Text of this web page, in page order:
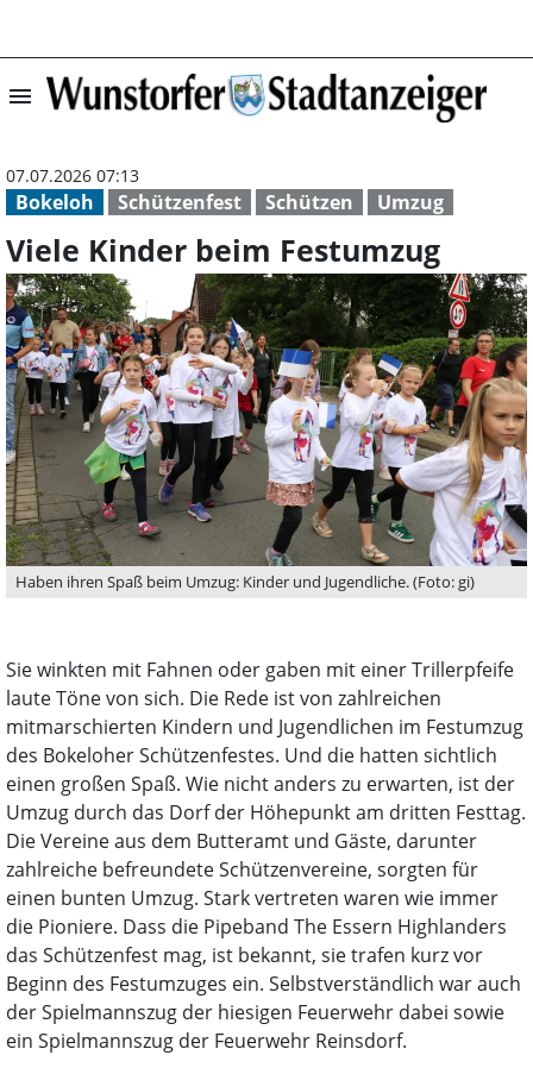
menu Viele Kinder
Bokeloh Schützenfest Schützen Umzug
07.07.2026 07:13
Viele Kinder beim Festumzug
Haben ihren Spaß beim Umzug: Kinder und Jugendliche. (Foto: gi)
Sie winkten mit Fahnen oder gaben mit einer Trillerpfeife
laute Töne von sich. Die Rede ist von zahlreichen
mitmarschierten Kindern und Jugendlichen im Festumzug
des Bokeloher Schützenfestes. Und die hatten sichtlich
einen großen Spaß. Wie nicht anders zu erwarten, ist der
Umzug durch das Dorf der Höhepunkt am dritten Festtag.
Die Vereine aus dem Butteramt und Gäste, darunter
zahlreiche befreundete Schützenvereine, sorgten für
einen bunten Umzug. Stark vertreten waren wie immer
die Pioniere. Dass die Pipeband The Essern Highlanders
das Schützenfest mag, ist bekannt, sie trafen kurz vor
Beginn des Festumzuges ein. Selbstverständlich war auch
der Spielmannszug der hiesigen Feuerwehr dabei sowie
ein Spielmannszug der Feuerwehr Reinsdorf.